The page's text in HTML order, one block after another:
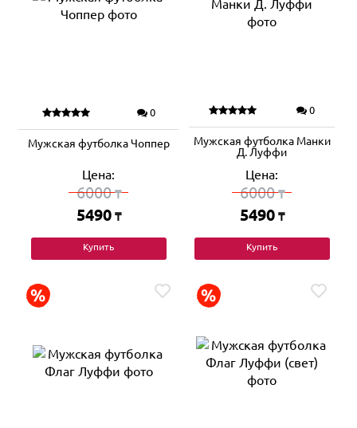
0
Мужская футболка Чоппер
Цена:
6000₸
5490 ₸
Купить
0
Мужская футболка Манки
Д. Луффи
Цена:
6000₸
5490 ₸
Купить